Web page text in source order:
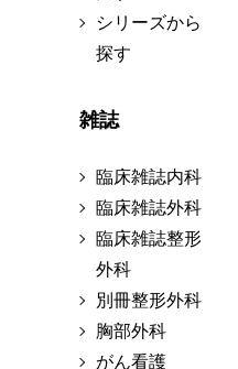
シリーズから
探す
雑誌
臨床雑誌内科
臨床雑誌外科
臨床雑誌整形
外科
別冊整形外科
胸部外科
がん看護